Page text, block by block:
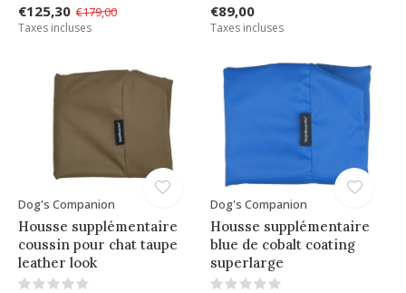
€125,30 €179,00
Taxes incluses
€89,00
Taxes incluses
Dog's Companion
Housse supplémentaire
coussin pour chat taupe
leather look
Dog's Companion
Housse supplémentaire
blue de cobalt coating
superlarge